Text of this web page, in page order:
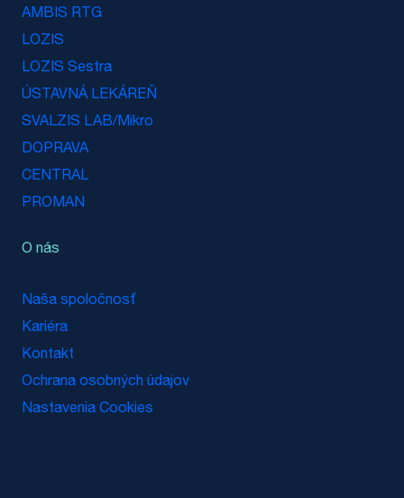
AMBIS RTG
LOZIS
LOZIS Sestra
ÚSTAVNÁ LEKÁREŇ
SVALZIS LAB/Mikro
DOPRAVA
CENTRAL
PROMAN
O nás
Naša spoločnosť
Kariéra
Kontakt
Ochrana osobných údajov
Nastavenia Cookies